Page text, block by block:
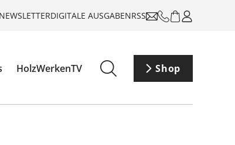
NEWSLETTERDIGITALE AUSGABENRSS
HolzWerkenTV Shop